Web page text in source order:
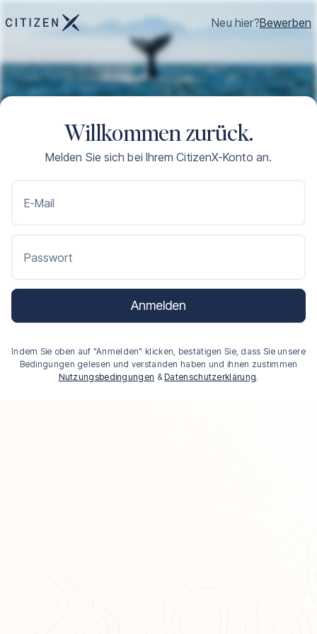
Neu hier?Bewerben
Willkommen zurück.
Melden Sie sich bei Ihrem CitizenX-Konto an.
E-Mail
Passwort
Anmelden
Indem Sie oben auf "Anmelden" klicken, bestätigen Sie, dass Sie unsere
Bedingungen gelesen und verstanden haben und ihnen zustimmen
Nutzungsbedingungen & Datenschutzerklärung.